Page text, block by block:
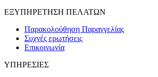
ΕΞΥΠΗΡΕΤΗΣΗ ΠΕΛΑΤΩΝ
Παρακολούθηση Παραγγελίας
Συχνές ερωτήσεις
Επικοινωνία
ΥΠΗΡΕΣΙΕΣ